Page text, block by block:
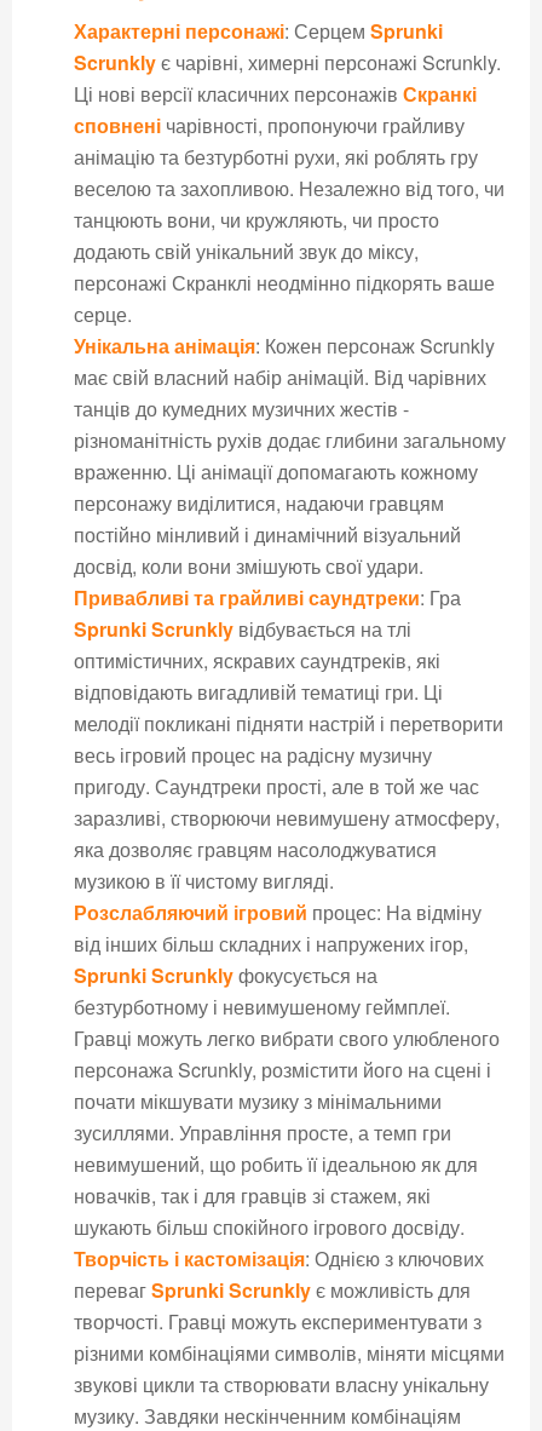
Характерні персонажі: Серцем Sprunki
Scrunklyє чарівні, химерні персонажі Scrunkly.
Ці нові версії класичних персонажів Скранкі
сповнені чарівності, пропонуючи грайливу
анімацію та безтурботні рухи, які роблять гру
веселою та захопливою. Незалежно від того, чи
танцюють вони, чи кружляють, чи просто
додають свій унікальний звук до міксу,
персонажі Скранклі неодмінно підкорять ваше
серце.
Унікальна анімація: Кожен персонаж Scrunkly
має свій власний набір анімацій. Від чарівних
танців до кумедних музичних жестів -
різноманітність рухів додає глибини загальному
враженню. Ці анімації допомагають кожному
персонажу виділитися, надаючи гравцям
постійно мінливий і динамічний візуальний
досвід, коли вони змішують свої удари.
Привабливі та грайливі саундтреки: Гра
Sprunki Scrunkly відбувається на тлі
оптимістичних, яскравих саундтреків, які
відповідають вигадливій тематиці гри. Ці
мелодії покликані підняти настрій і перетворити
весь ігровий процес на радісну музичну
пригоду. Саундтреки прості, але в той же час
заразливі, створюючи невимушену атмосферу,
яка дозволяє гравцям насолоджуватися
музикою в її чистому вигляді.
Розслабляючий ігровий процес: На відміну
від інших більш складних і напружених ігор,
Sprunki Scrunklyфокусується на
безтурботному і невимушеному геймплеї.
Гравці можуть легко вибрати свого улюбленого
персонажа Scrunkly, розмістити його на сцені і
почати мікшувати музику з мінімальними
зусиллями. Управління просте, а темп гри
невимушений, що робить її ідеальною як для
новачків, так і для гравців зі стажем, які
шукають більш спокійного ігрового досвіду.
Творчість і кастомізація: Однією з ключових
перевагSprunki Scrunklyє можливість для
творчості. Гравці можуть експериментувати з
різними комбінаціями символів, міняти місцями
звукові цикли та створювати власну унікальну
музику. Завдяки нескінченним комбінаціям